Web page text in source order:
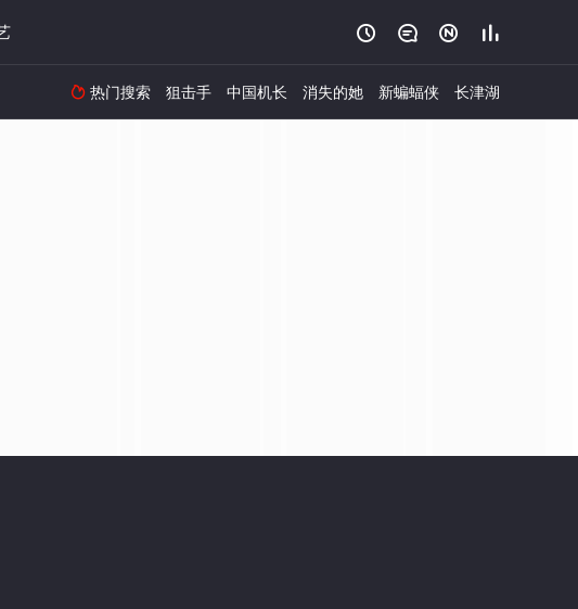
   
 热门搜索 狙击手 中国机长 消失的她 新蝙蝠侠 长津湖